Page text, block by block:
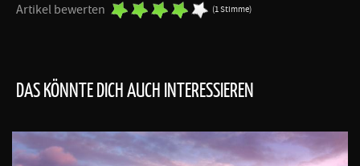
Artikel bewerten (1 Stimme)
DAS KÖNNTE DICH AUCH INTERESSIEREN